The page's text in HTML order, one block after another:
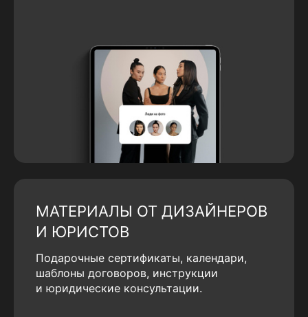
МАТЕРИАЛЫ ОТ ДИЗАЙНЕРОВ
И ЮРИСТОВ
Подарочные сертификаты, календари,
шаблоны договоров, инструкции
и юридические консультации.